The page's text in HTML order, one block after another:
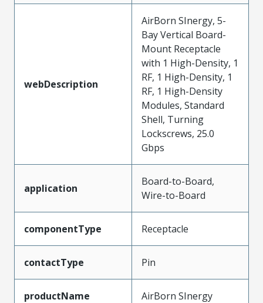
webDescription
AirBorn SInergy, 5-
Bay Vertical Board-
Mount Receptacle
with 1 High-Density, 1
RF, 1 High-Density, 1
RF, 1 High-Density
Modules, Standard
Shell, Turning
Lockscrews, 25.0
Gbps
application
Board-to-Board,
Wire-to-Board
componentType Receptacle
contactType Pin
productName AirBorn SInergy